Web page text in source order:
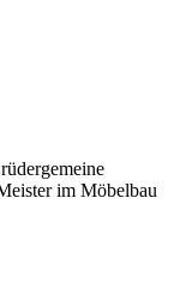
im Möbelbau